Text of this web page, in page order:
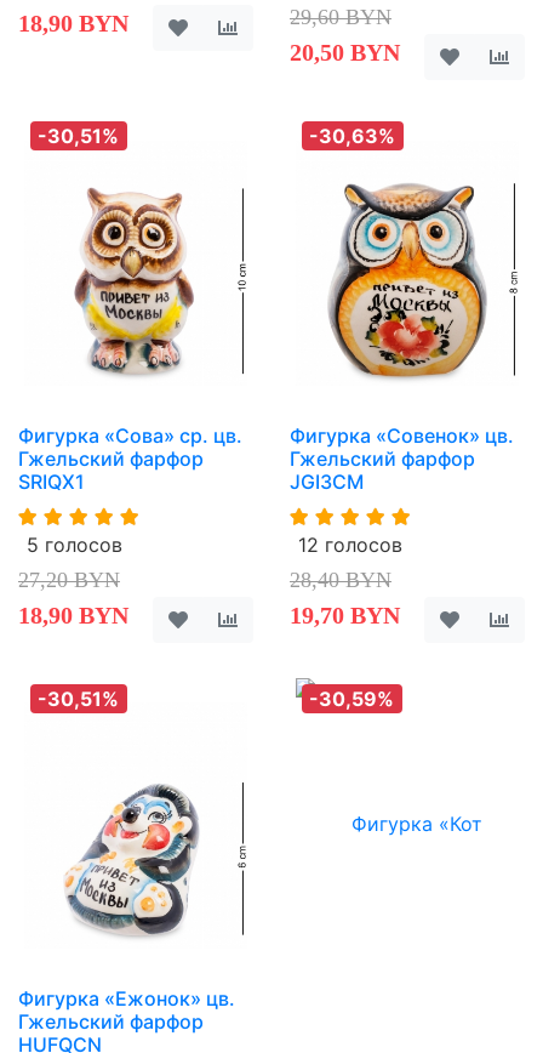
18,90 BYN 29,60 BYN
20,50 BYN
-30,51%
Фигурка «Сова» ср. цв.
Гжельский фарфор
SRIQX1
5 голосов
27,20 BYN
18,90 BYN
-30,63%
Фигурка «Совенок» цв.
Гжельский фарфор
JGI3CM
12 голосов
28,40 BYN
19,70 BYN
-30,51%
Фигурка «Ежонок» цв.
Гжельский фарфор
HUFQCN
-30,59%